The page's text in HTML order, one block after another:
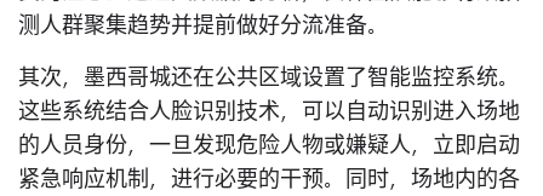
测人群聚集趋势并提前做好分流准备。
其次，墨西哥城还在公共区域设置了智能监控系统。
这些系统结合人脸识别技术，可以自动识别进入场地
的人员身份，一旦发现危险人物或嫌疑人，立即启动
紧急响应机制，进行必要的干预。同时，场地内的各